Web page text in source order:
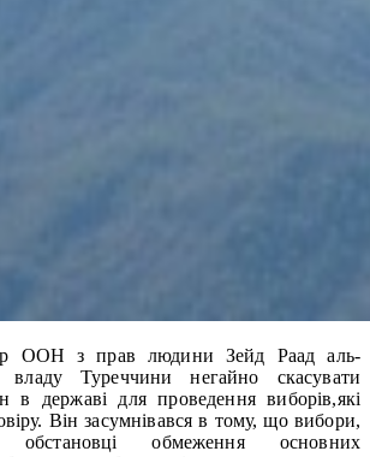
ООН з прав людини Зейд Раад аль-
владу Туреччини негайно скасувати
в державі для проведення виборів,які
Він засумнівався в тому, що вибори,
обстановці обмеження основних